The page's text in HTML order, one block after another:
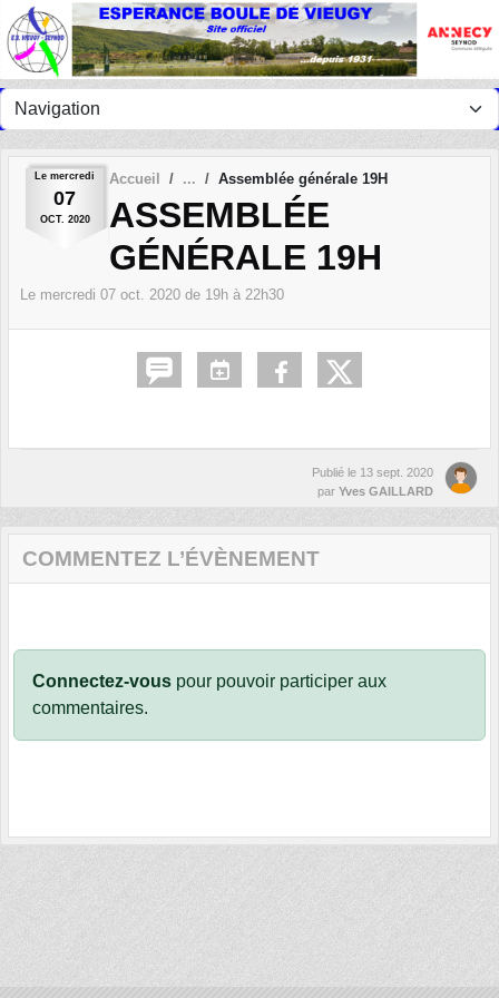
Le mercredi
07
OCT. 2020
Accueil Assemblée générale 19H
ASSEMBLÉE
GÉNÉRALE 19H
Le mercredi 07 oct. 2020 de 19h à 22h30
Publié le 13 sept. 2020
par Yves GAILLARD
COMMENTEZ L’ÉVÈNEMENT
Connectez-vous pour pouvoir participer aux
commentaires.
Panneau de gestion des cookies